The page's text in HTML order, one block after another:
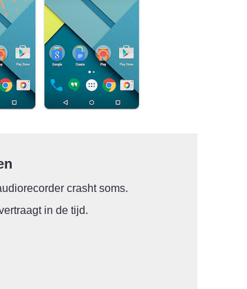
crasht soms.
in de tijd.